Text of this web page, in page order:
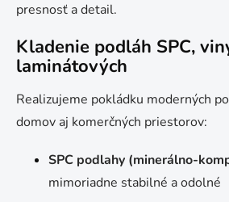
presnosť a detail.
Kladenie podláh SPC,
laminátových
Realizujeme pokládku moderných
domov aj komerčných priestorov:
SPC podlahy (minerálno-
mimoriadne stabilné a odolné